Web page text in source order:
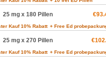
25 mg x 180 Pillen
Kauf 10% Rabatt + Free Ed
25 mg x 270 Pillen
Kauf 10% Rabatt + Free Ed